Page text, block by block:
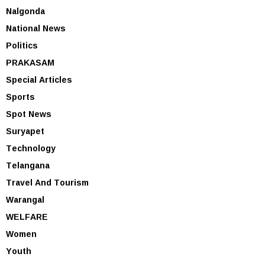
Nalgonda
National News
Politics
PRAKASAM
Special Articles
Sports
Spot News
Suryapet
Technology
Telangana
Travel And Tourism
Warangal
WELFARE
Women
Youth